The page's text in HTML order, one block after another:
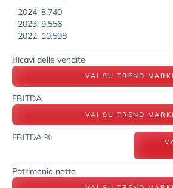
2024: 8.740
2023: 9.556
2022: 10.598
Ricavi delle vendite
VAI SU TREND
EBITDA
VAI SU TREND
EBITDA %
Patrimonio netto